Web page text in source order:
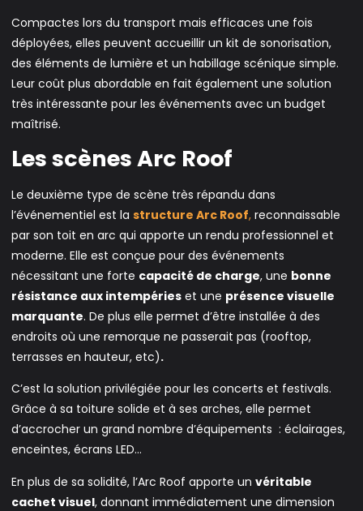
Compactes lors du transport mais efficaces une fois
déployées, elles peuvent accueillir un kit de sonorisation,
des éléments de lumière et un habillage scénique simple.
Leur coût plus abordable en fait également une solution
très intéressante pour les événements avec un budget
maîtrisé.
Les scènes Arc Roof
Le deuxième type de scène très répandu dans
l’événementiel est la structure Arc Roof, reconnaissable
par son toit en arc qui apporte un rendu professionnel et
moderne. Elle est conçue pour des événements
nécessitant une forte capacité de charge, une bonne
résistance aux intempéries et une présence visuelle
marquante. De plus elle permet d’être installée à des
endroits où une remorque ne passerait pas (rooftop,
terrasses en hauteur, etc).
C’est la solution privilégiée pour les concerts et festivals.
Grâce à sa toiture solide et à ses arches, elle permet
d’accrocher un grand nombre d’équipements : éclairages,
enceintes, écrans LED…
En plus de sa solidité, l’Arc Roof apporte un véritable
cachet visuel, donnant immédiatement une dimension